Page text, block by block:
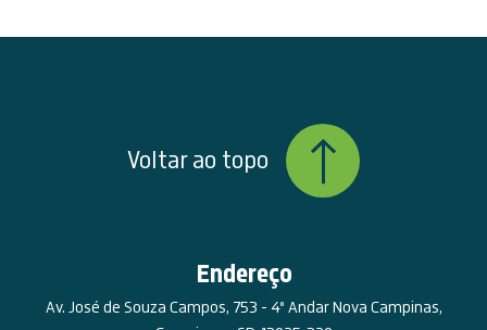
Endereço
Av. José de Souza Campos, 753 - 4º Andar Nova Campinas,
Voltar ao topo